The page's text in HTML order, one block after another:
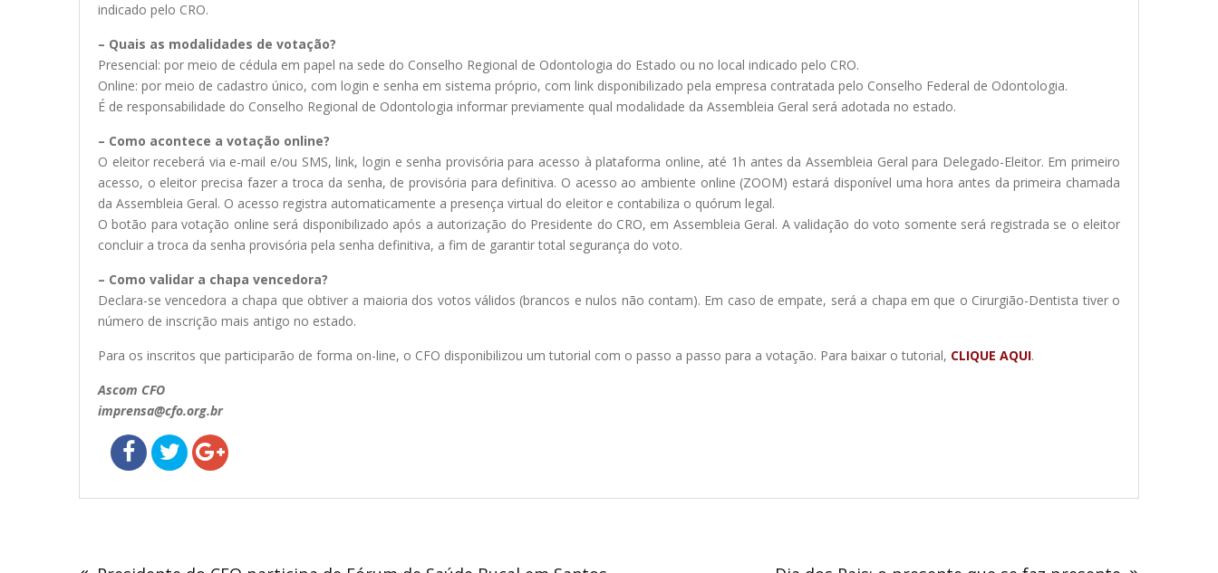
indicado pelo CRO.
– Quais as modalidades de votação?
Presencial: por meio de cédula em papel na sede do Conselho Regional de Odontologia do Estado ou no local indicado pelo CRO.
Online: por meio de cadastro único, com login e senha em sistema próprio, com link disponibilizado pela empresa contratada pelo Conselho Federal de Odontologia.
É de responsabilidade do Conselho Regional de Odontologia informar previamente qual modalidade da Assembleia Geral será adotada no estado.
– Como acontece a votação online?
O eleitor receberá via e-mail e/ou SMS, link, login e senha provisória para acesso à plataforma online, até 1h antes da Assembleia Geral para Delegado-Eleitor. Em primeiro
acesso, o eleitor precisa fazer a troca da senha, de provisória para definitiva. O acesso ao ambiente online (ZOOM) estará disponível uma hora antes da primeira chamada
da Assembleia Geral. O acesso registra automaticamente a presença virtual do eleitor e contabiliza o quórum legal.
O botão para votação online será disponibilizado após a autorização do Presidente do CRO, em Assembleia Geral. A validação do voto somente será registrada se o eleitor
concluir a troca da senha provisória pela senha definitiva, a fim de garantir total segurança do voto.
– Como validar a chapa vencedora?
Declara-se vencedora a chapa que obtiver a maioria dos votos válidos (brancos e nulos não contam). Em caso de empate, será a chapa em que o Cirurgião-Dentista tiver o
número de inscrição mais antigo no estado.
Para os inscritos que participarão de forma on-line, o CFO disponibilizou um tutorial com o passo a passo para a votação. Para baixar o tutorial, CLIQUE AQUI.
Ascom CFO
imprensa@cfo.org.br
de